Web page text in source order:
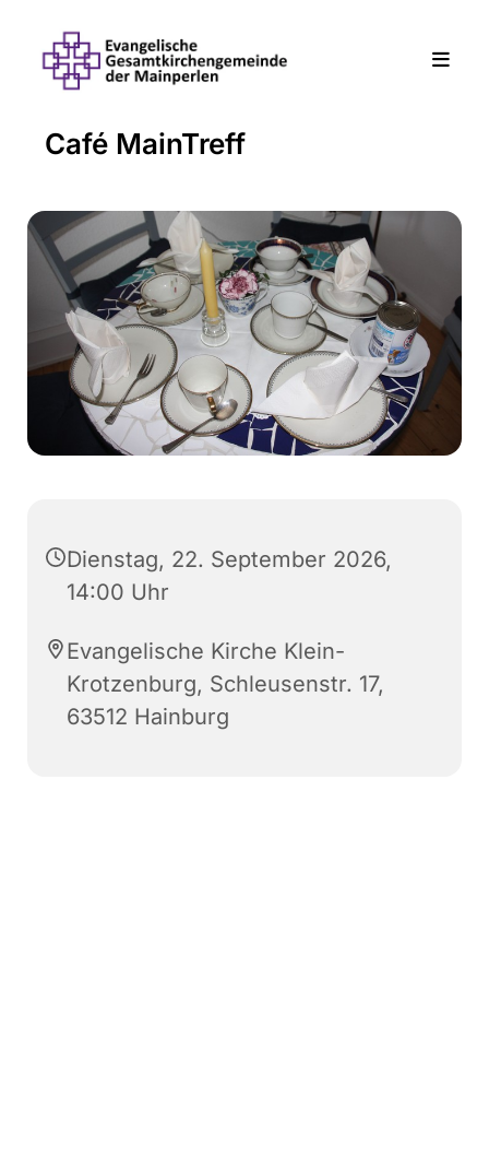
Café MainTreff
Dienstag, 22. September 2026,
14:00 Uhr
Evangelische Kirche Klein-
Krotzenburg, Schleusenstr. 17,
63512 Hainburg